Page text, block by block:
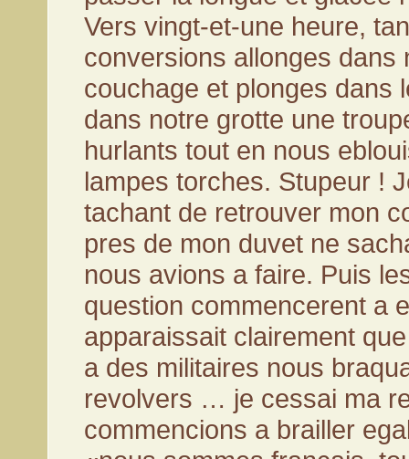
Vers vingt-et-une heure,
conversions allonges dans
couchage et plonges dans
dans notre grotte une
hurlants tout en nous
lampes torches. Stupeur !
tachant de retrouver mon
pres de mon duvet ne
nous avions a faire. Puis
question commencerent a
apparaissait clairement
a des militaires nous
revolvers … je cessai ma
commencions a brailler